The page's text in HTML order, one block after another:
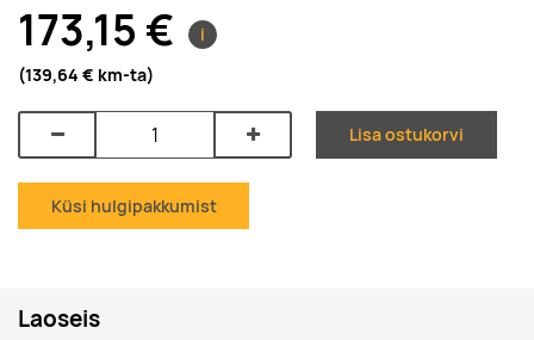
173,15 €
i
(139,64 € km-ta)
Lisa ostukorvi
Küsi hulgipakkumist
Laoseis